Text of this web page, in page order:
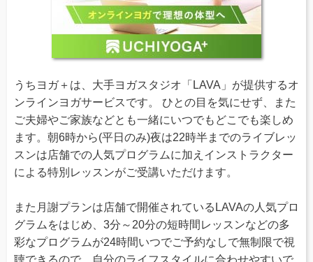
うちヨガ＋は、大手ヨガスタジオ「LAVA」が提供するオ
ンラインヨガサービスです。 ひとの目を気にせず、また
ご夫婦やご家族などとも一緒にいつでもどこでも楽しめ
ます。朝6時から(平日のみ)夜は22時半までのライブレッ
スンは店舗での人気プログラムに加えインストラクター
による特別レッスンがご受講いただけます。
また月謝プランは店舗で開催されているLAVAの人気プロ
グラムをはじめ、3分～20分の短時間レッスンなどの多
彩なプログラムが24時間いつでご予約なしで無制限で視